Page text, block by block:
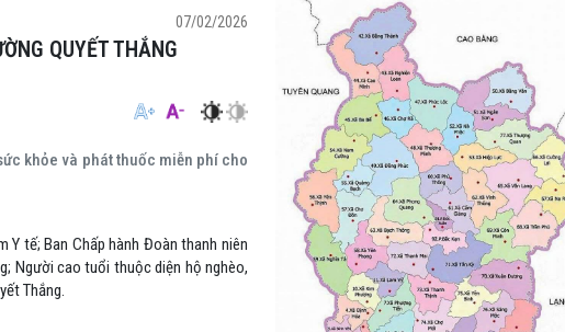
07/02/2026
QUYẾT THẮNG
khỏe và phát thuốc miễn phí cho
Y tế; Ban Chấp hành Đoàn thanh niên
Người cao tuổi thuộc diện hộ nghèo,
Thắng.